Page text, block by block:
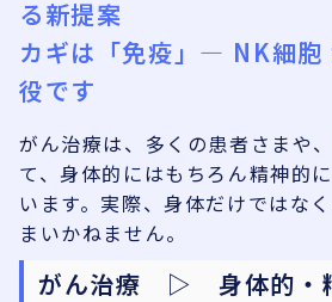
る新提案
カギは「免疫」― NK細胞
役です
がん治療は、多くの患者さまや
て、身体的にはもちろん精神的
います。実際、身体だけではな
まいかねません。
がん治療 ▷ 身体的・